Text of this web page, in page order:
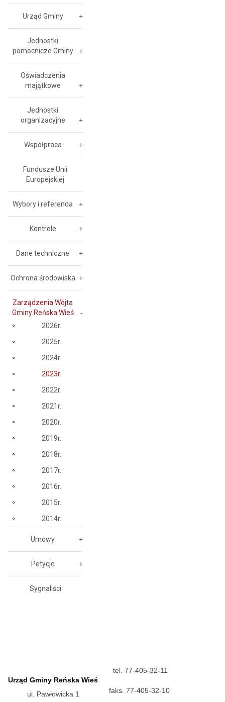
Urząd Gminy
Jednostki
pomocnicze Gminy
Oświadczenia
majątkowe
Jednostki
organizacyjne
Współpraca
Fundusze Unii
Europejskiej
Wybory i referenda
Kontrole
Dane techniczne
Ochrona środowiska
Zarządzenia Wójta
Gminy Reńska Wieś
2026r.
2025r.
2024r.
2023r.
2022r.
2021r.
2020r.
2019r.
2018r.
2017r.
2016r.
2015r.
2014r.
Umowy
Petycje
Sygnaliści
Urząd Gminy Reńska Wieś
ul. Pawłowicka 1
tel. 77-405-32-11
faks. 77-405-32-10